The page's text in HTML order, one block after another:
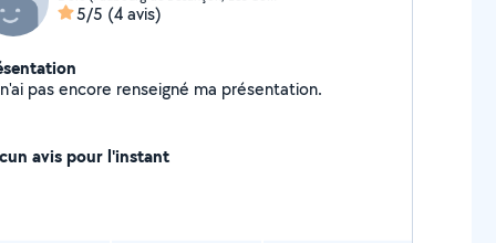
5/5 (4 avis)
Je n'ai pas encore renseigné ma présentation.
avis pour l'instant